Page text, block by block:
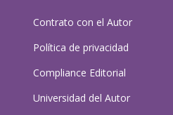
Contrato con el Autor
Política de privacidad
Compliance Editorial
Universidad del Autor